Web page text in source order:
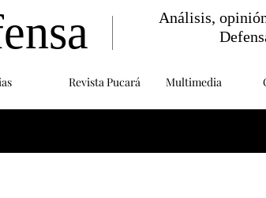
Revista Pucará Multimedia
Análisis,